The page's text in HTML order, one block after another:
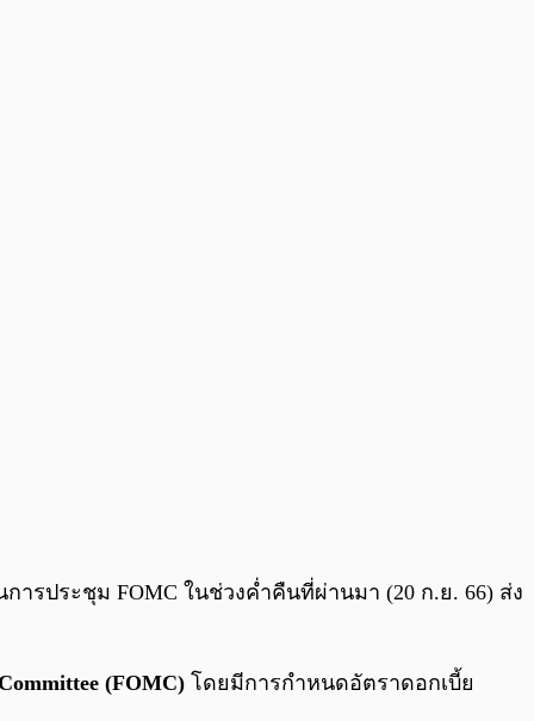
0:00/
ารประชุม FOMC ในช่วงค่ำคืนที่ผ่านมา (20 ก.ย. 66) ส่ง
(FOMC) โดยมีการกำหนดอัตราดอกเบี้ย